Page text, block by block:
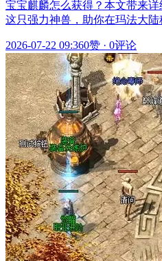
宝宝麒麟怎么获得？本文带来
这只强力神兽，助你在玛法大陆
2026-07-22 09:360赞 · 0评论